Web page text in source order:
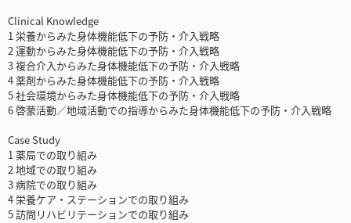
Clinical Knowledge
1 栄養からみた身体機能低下の予防・介入戦略
2 運動からみた身体機能低下の予防・介入戦略
3 複合介入からみた身体機能低下の予防・介入戦略
4 薬剤からみた身体機能低下の予防・介入戦略
5 社会環境からみた身体機能低下の予防・介入戦略
6 啓蒙活動／地域活動での指導からみた身体機能低下の予防・介入戦略
Case Study
1 薬局での取り組み
2 地域での取り組み
3 病院での取り組み
4 栄養ケア・ステーションでの取り組み
5 訪問リハビリテーションでの取り組み